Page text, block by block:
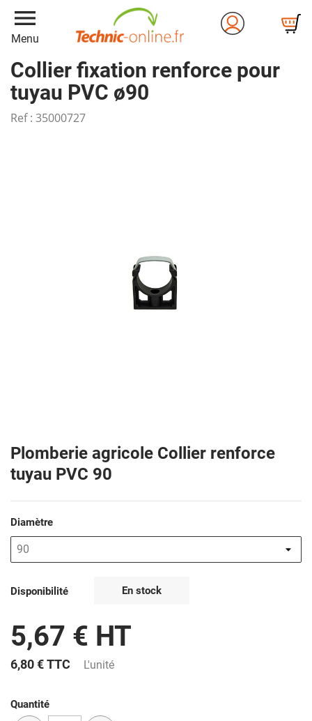
menu
Menu
Collier fixation renforce pour
tuyau PVC ø90
Ref : 35000727
Plomberie agricole Collier renforce
tuyau PVC 90
Diamètre
Disponibilité En stock
5,67 € HT
6,80 €TTC L'unité
Quantité